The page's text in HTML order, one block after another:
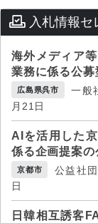
入札情報セ
海外メディア
業務に係る公
広島県呉市
一般
月21日
AIを活用した
係る企画提案の
京都市
公益社
日
日韓相互誘客